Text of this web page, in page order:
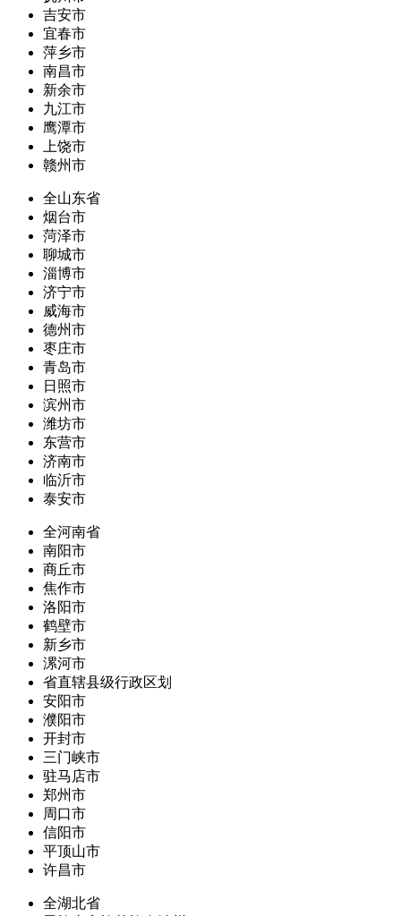
吉安市
宜春市
萍乡市
南昌市
新余市
九江市
鹰潭市
上饶市
赣州市
全山东省
烟台市
菏泽市
聊城市
淄博市
济宁市
威海市
德州市
枣庄市
青岛市
日照市
滨州市
潍坊市
东营市
济南市
临沂市
泰安市
全河南省
南阳市
商丘市
焦作市
洛阳市
鹤壁市
新乡市
漯河市
省直辖县级行政区划
安阳市
濮阳市
开封市
三门峡市
驻马店市
郑州市
周口市
信阳市
平顶山市
许昌市
全湖北省